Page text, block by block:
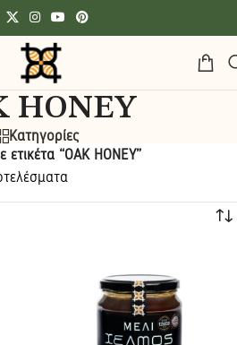
HONEY
Κατηγορίες
ετικέτα “OAK HONEY”